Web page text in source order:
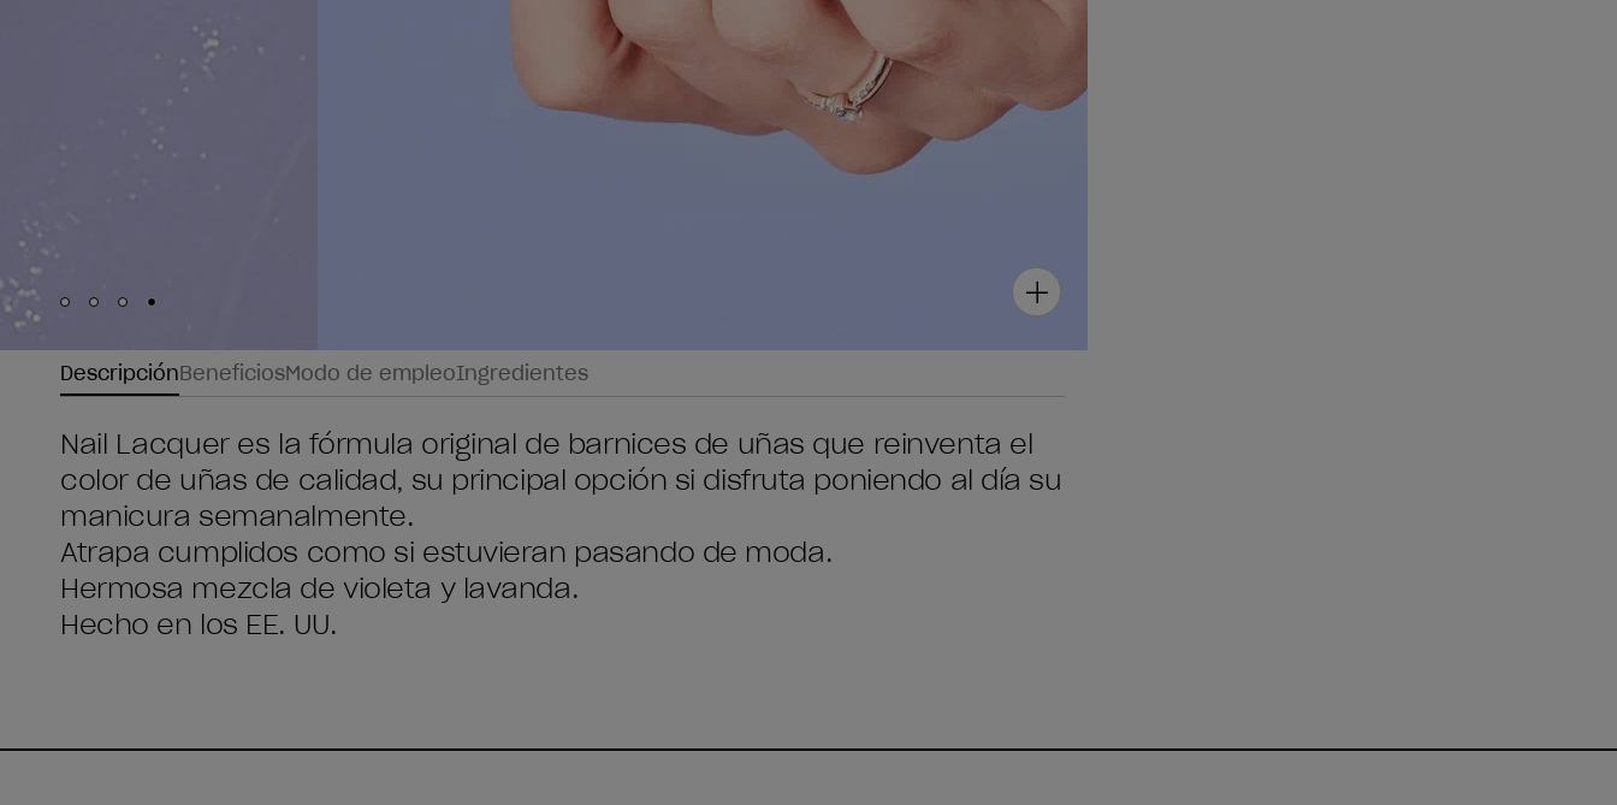
Skip to slide
Skip to slide
Skip to slide
Skip to slide
DescripciónBeneficiosModo de empleoIngredientes
Nail Lacquer es la fórmula original de barnices de uñas que reinventa el
color de uñas de calidad, su principal opción si disfruta poniendo al día su
manicura semanalmente.
Atrapa cumplidos como si estuvieran pasando de moda.
Hermosa mezcla de violeta y lavanda.
Hecho en los EE. UU.